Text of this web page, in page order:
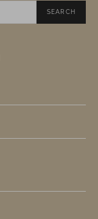
SEARCH